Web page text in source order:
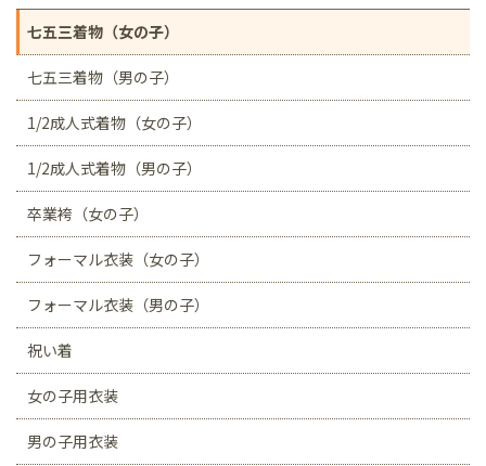
七五三着物（女の子）
七五三着物（男の子）
1/2成人式着物（女の子）
1/2成人式着物（男の子）
卒業袴（女の子）
フォーマル衣装（女の子）
フォーマル衣装（男の子）
祝い着
女の子用衣装
男の子用衣装